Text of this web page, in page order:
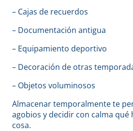
– Cajas de recuerdos
– Documentación antigua
– Equipamiento deportivo
– Decoración de otras
– Objetos voluminosos
Almacenar temporalmente te
agobios y decidir con calma qué
cosa.